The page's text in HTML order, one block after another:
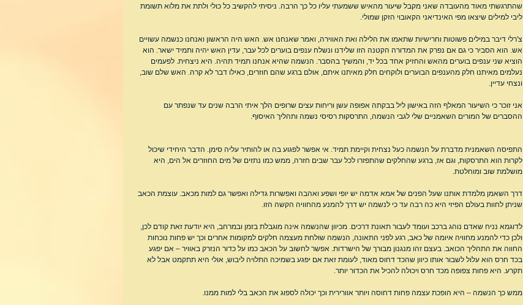
שהתרגשתי מאוד מהעובדה שאני מקבל שיעור מהאיש ששמעתי עליו כל כך הרבה. ניסיתי להקשיב כל כולי ולתת את מלוא תשומת
ליבי למילים שיצאו מפי האינדיאני הקאובוי הזקן שמולי.
צ'רלי דיבר במילים פשוטות וחרישיות שתאמו את הלילה ואת האווירה, ואמר שאנחנו אש. האש היה הראשון ואנחנו כנשמה עשויים
אש. הוא הסביר כי גם אם נפרק את המדורה הקטנה הזו שלידנו ונשלח ענפים בוערים לכל עבר, עדין האש יהיה ותמיד ישאר. הוא
הוציא שני ענפים בוערים מהאש והחזיק אחד בכל יד, והמשיך בהסבר. הנשמה שהיא אנחנו תמיד תהיה. היא ניצחית. לפעמים
נעלמים מאיתנו חלק מהענפים הבוערים ולוקחים חלק מאיתנו איתם, אולם ברגע שהם חוזרים, כאילו דבר לא קרה. האש שלם שוב,
ונצחי עדיין.
אני זוכר כי השיעור המאלף הזה באישון ליל בבקתה אפופה עשן וריחות עצים שרופים הלך איתי הרבה שנים עד שנפתר עם
ההסברים של המורים השאמניים שלי לגבי הנשמה, התרסקות רסיסי נשמה ותהליך האיסוף.
התפיסה השאמנית מדברת על הנשמה כעל נצחית וקיימת תמיד. אי אפשר לפגוע בה או להותיר עליה סימן. הדבר היחידי שיכול
לקרות הוא התרסקות, וגם אז, ברגע שהחלקים שהתפזרו לכל עבר שבים חזרה, ממש כמו נתזים של מים החוזרים אל הים, היא
מושלמת שוב ומוחלטת.
דרך השאמן מלמדת אותנו שעל הפנים של אמא אדמה יש יופי ושפע ואהבה ואפשרות גדילה ואפשר גם למות מכאב. עוצמת הכאב
שניתן לחוות בעולם הפיזי היא כה רבה עד כי לנשמה יש דרך להמנע מהחוויה הקשה הזו.
לדוגמא נניח שאדם נוהג ברכב ועומד לעבור תאונת דרכים. מכיוון שהנשמה אינה מוגבלת בזמן ובמרחב, היא יודעת זאת קודם לכן,
ולכן כדי להמנע מחוויה איומה של כאב, רגע לפני התאונה, הנשמה שולחת מעצמה חלקים למקומות אחרים וכך יש פחות נוכחות
החווה את התהליך הכואב. בעצם זהו מנגנון מבורך של הישרדות. אפשר לחשוב על הכאב כמו על כדור הנזרק באוויר – אם יפגע
בכד חרס הוא עלול לשבור אותו כיוון שהכד דחוס מאוד, לעומת זאת אם יפגע בשמיכה התלויה ליבוש, אולי היא תתקמט אבל לא
תקרע. היא פחות צפופה מכד חרס ויכולה להכיל את הכדור יותר.
ממש כך הנשמה – היא הופכת עצמה פחות דחוסה ויותר אוורירית וכך יכולה לספוג את הכאב בלי למות ממנו.